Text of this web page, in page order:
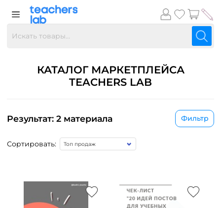
КАТАЛОГ МАРКЕТПЛЕЙСА
TEACHERS LAB
Результат: 2 материала Фильтр
Сортировать: